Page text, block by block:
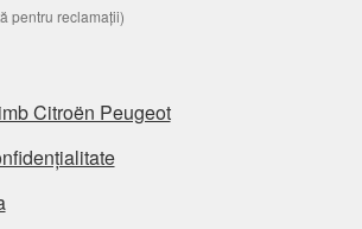
pentru reclamații)
Citroën Peugeot